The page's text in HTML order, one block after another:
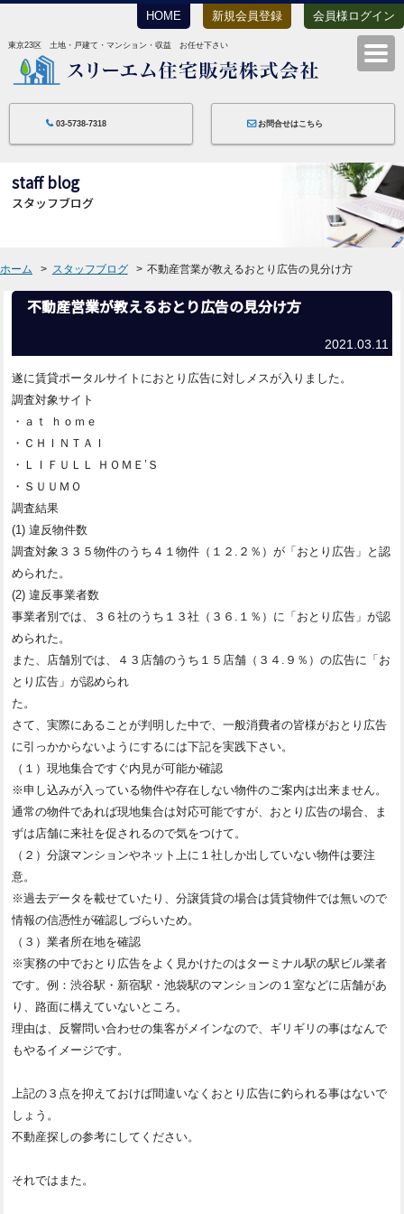
HOME 新規会員登録 会員様ログイン
東京23区 土地・戸建て・マンション・収益 お任せ下さい
03-5738-7318 お問合せはこちら
staff blog
スタッフブログ
ホーム スタッフブログ 不動産営業が教えるおとり広告の見分け方
不動産営業が教えるおとり広告の見分け方
2021.03.11
遂に賃貸ポータルサイトにおとり広告に対しメスが入りました。
調査対象サイト
・ａｔ ｈｏｍｅ
・ＣＨＩＮＴＡＩ
・ＬＩＦＵＬＬ ＨＯＭＥ’Ｓ
・ＳＵＵＭＯ
調査結果
(1) 違反物件数
調査対象３３５物件のうち４１物件（１２.２％）が「おとり広告」と認
められた。
(2) 違反事業者数
事業者別では、３６社のうち１３社（３６.１％）に「おとり広告」が認
められた。
また、店舗別では、４３店舗のうち１５店舗（３４.９％）の広告に「お
とり広告」が認められ
た。
さて、実際にあることが判明した中で、一般消費者の皆様がおとり広告
に引っかからないようにするには下記を実践下さい。
（１）現地集合ですぐ内見が可能か確認
※申し込みが入っている物件や存在しない物件のご案内は出来ません。
通常の物件であれば現地集合は対応可能ですが、おとり広告の場合、ま
ずは店舗に来社を促されるので気をつけて。
（２）分譲マンションやネット上に１社しか出していない物件は要注
意。
※過去データを載せていたり、分譲賃貸の場合は賃貸物件では無いので
情報の信憑性が確認しづらいため。
（３）業者所在地を確認
※実務の中でおとり広告をよく見かけたのはターミナル駅の駅ビル業者
です。例：渋谷駅・新宿駅・池袋駅のマンションの１室などに店舗があ
り、路面に構えていないところ。
理由は、反響問い合わせの集客がメインなので、ギリギリの事はなんで
もやるイメージです。
上記の３点を抑えておけば間違いなくおとり広告に釣られる事はないで
しょう。
不動産探しの参考にしてください。
それではまた。